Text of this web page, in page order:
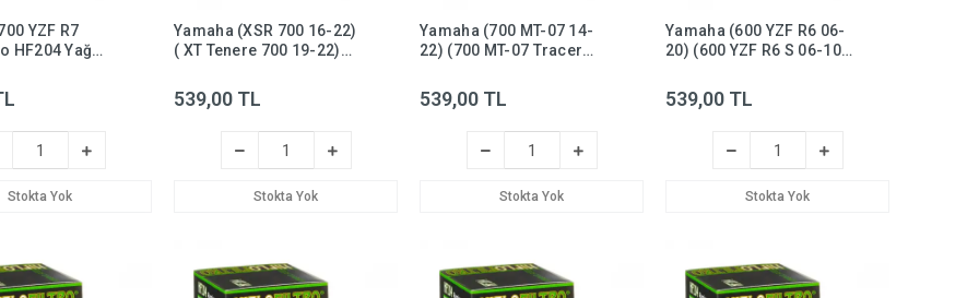
YZF R7
HF204 Yağ
Stokta Yok
Yamaha (XSR 700 16-22)
( XT Tenere 700 19-22)
539,00 TL
Stokta Yok
Yamaha (700 MT-07 14-
22) (700 MT-07 Tracer
Filtresi, mt7, mt07
539,00 TL
Stokta Yok
Yamaha (600 YZF R6 06-
20) (600 YZF R6 S 06-10)
Filtresi
539,00 TL
Stokta Yok